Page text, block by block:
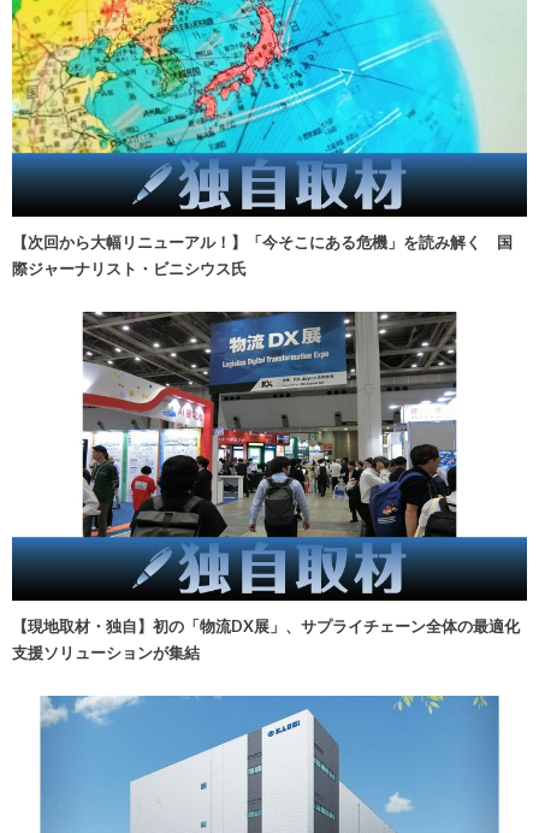
【次回から大幅リニューアル！】「今そこにある危機」を読み解く 国
際ジャーナリスト・ビニシウス氏
【現地取材・独自】初の「物流DX展」、サプライチェーン全体の最適化
支援ソリューションが集結